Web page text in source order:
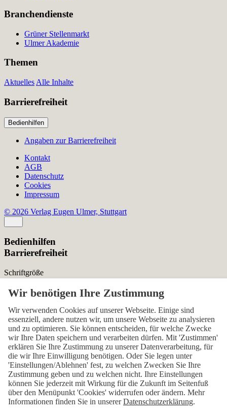
Branchendienste
Grüner Stellenmarkt
Ulmer Akademie
Themen
Aktuelles Alle Inhalte
Barrierefreiheit
Bedienhilfen
Angaben zur Barrierefreiheit
Kontakt
AGB
Datenschutz
Cookies
Impressum
© 2026 Verlag Eugen Ulmer, Stuttgart
Bedienhilfen
Barrierefreiheit
Schriftgröße
Normal Zurücksetzen
Kontrast
Normal Hoch Normal
Menü sichtbar
Ja Nein Ja
Über den ersten Skip-Link der Seite „Barrierefreiheits-
Einstellungen“ können Sie das Menü jederzeit wieder einblenden.
Einstellungen
Wir verwenden Cookies auf unserer Webseite. Einige sind
essenziell, andere nutzen wir, um unsere Webseite zu analysieren
und zu optimieren. Sie können entscheiden, für welche Zwecke
wir Ihre Daten speichern und verarbeiten dürfen. Mit 'Zustimmen'
erklären Sie Ihre Zustimmung zu unserer Datenverarbeitung, für
die wir Ihre Einwilligung benötigen. Oder Sie legen unter
'Einstellungen/Ablehnen' fest, zu welchen Zwecken Sie Ihre
Zustimmung geben und zu welchen nicht. Ihre Einstellungen
können Sie jederzeit mit Wirkung für die Zukunft im Seitenfuß
über den Menüpunkt 'Cookies' widerrufen oder ändern. Mehr
Informationen finden Sie in unsererDatenschutzerklärung.